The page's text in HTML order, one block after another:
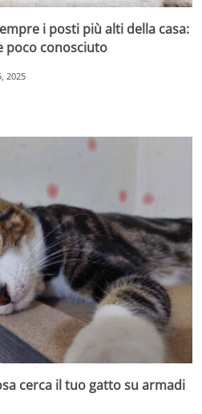
i posti più alti della casa:
poco conosciuto
2025
cerca il tuo gatto su armadi